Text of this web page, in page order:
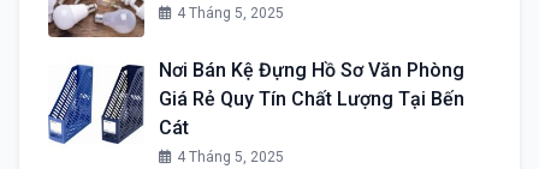
4 Tháng 5, 2025
Nơi Bán Kệ Đựng Hồ Sơ Văn Phòng
Giá Rẻ Quy Tín Chất Lượng Tại Bến
Cát
4 Tháng 5, 2025